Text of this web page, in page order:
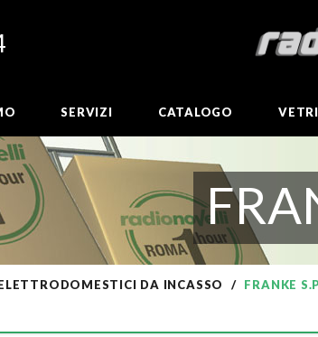
SERVIZI CATALOGO
DA INCASSO FRANKE